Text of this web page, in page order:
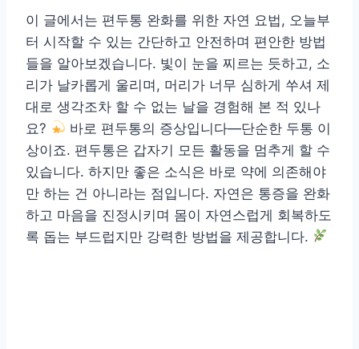
이 글에서는 편두통 완화를 위한 자연 요법, 오늘부
터 시작할 수 있는 간단하고 안전하며 편안한 방법
들을 알아보겠습니다. 빛이 눈을 찌르는 듯하고, 소
리가 날카롭게 울리며, 머리가 너무 심하게 쑤셔 제
대로 생각조차 할 수 없는 날을 경험해 본 적 있나
요?
바로 편두통의 증상입니다—단순한 두통 이
상이죠. 편두통은 갑자기 모든 활동을 멈추게 할 수
있습니다. 하지만 좋은 소식은 바로 약에 의존해야
만 하는 건 아니라는 점입니다. 자연은 통증을 완화
하고 마음을 진정시키며 몸이 자연스럽게 회복하도
록 돕는 부드럽지만 강력한 방법을 제공합니다.